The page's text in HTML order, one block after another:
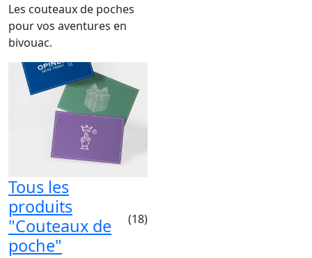
Les couteaux de poches
pour vos aventures en
bivouac.
Tous les
produits
"Couteaux de
poche"
(18)